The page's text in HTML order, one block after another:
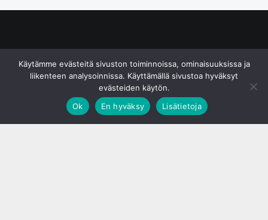
Käytämme evästeitä sivuston toiminnoissa, ominaisuuksissa ja
liikenteen analysoinnissa. Käyttämällä sivustoa hyväksyt
evästeiden käytön.
Ok
En hyväksy Lisätietoja